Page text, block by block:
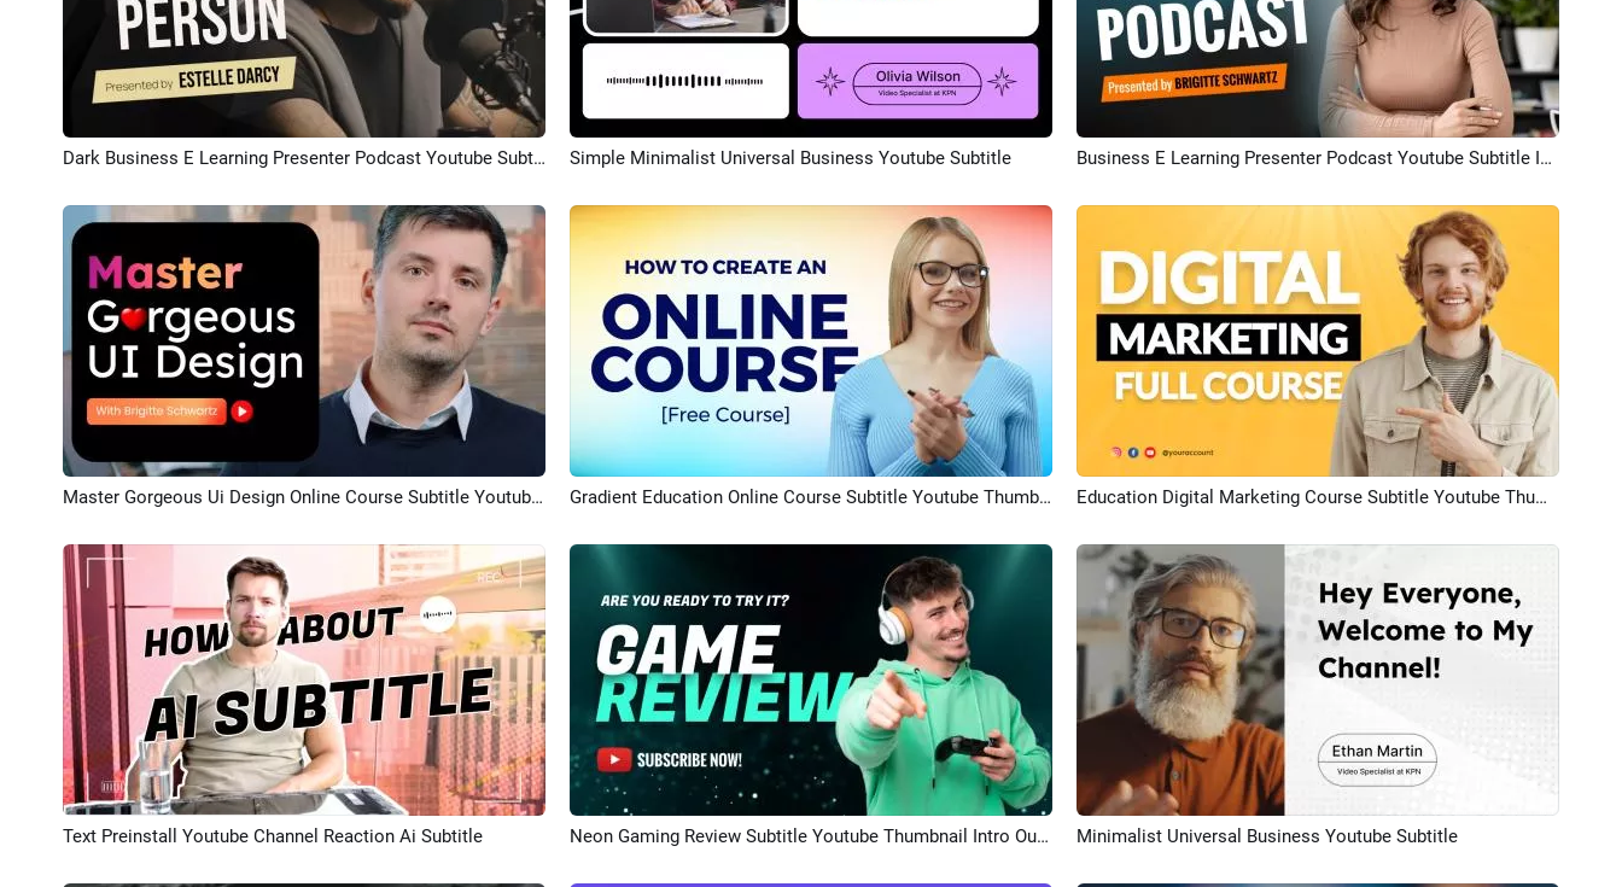
Dark Business E Learning Presenter Podcast Youtube Subtitle Intro Outro Simple Minimalist Universal Business Youtube Subtitle Business E Learning Presenter Podcast Youtube Subtitle Intro Outro
Master Gorgeous Ui Design Online Course Subtitle Youtube Intro Gradient Education Online Course Subtitle Youtube Thumbnail Intro Outro Education Digital Marketing Course Subtitle Youtube Thumbnail Intro Outro
Text Preinstall Youtube Channel Reaction Ai Subtitle Neon Gaming Review Subtitle Youtube Thumbnail Intro Outro Minimalist Universal Business Youtube Subtitle